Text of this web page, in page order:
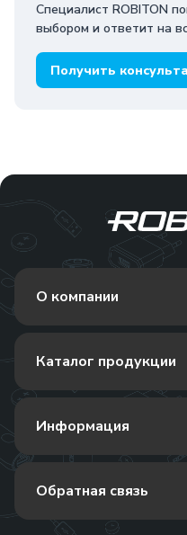
Специалист ROBITON
выбором и ответит на
Получить
О компании
Каталог продукции
Информация
Обратная связь